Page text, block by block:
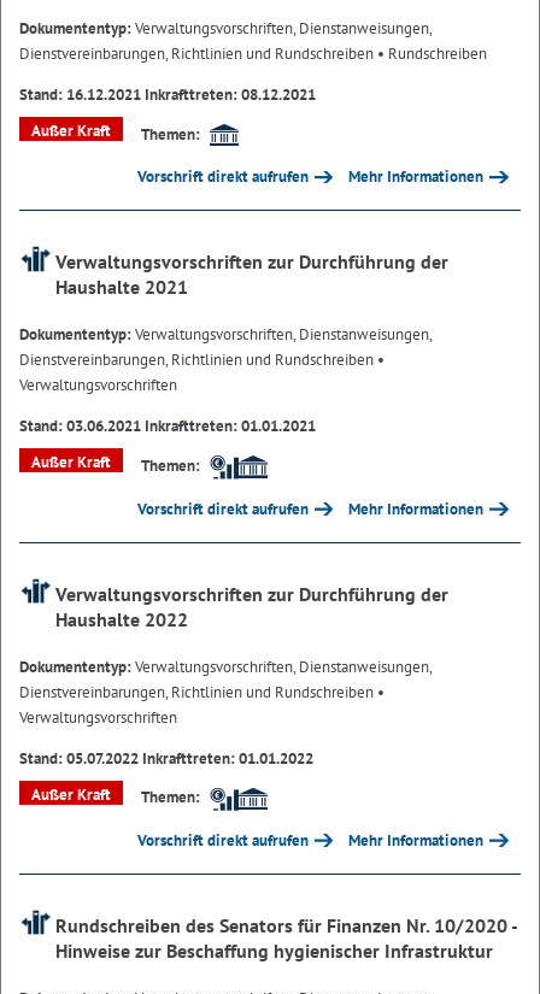
Dokumententyp:Verwaltungsvorschriften, Dienstanweisungen,
Dienstvereinbarungen, Richtlinien und Rundschreiben • Rundschreiben
Stand: 16.12.2021 Inkrafttreten: 08.12.2021
Außer Kraft
Themen:
Vorschrift direkt aufrufen Mehr Informationen
Verwaltungsvorschriften zur Durchführung der
Haushalte 2021
Dokumententyp:Verwaltungsvorschriften, Dienstanweisungen,
Dienstvereinbarungen, Richtlinien und Rundschreiben •
Verwaltungsvorschriften
Stand: 03.06.2021 Inkrafttreten: 01.01.2021
Außer Kraft
Themen:
Vorschrift direkt aufrufen Mehr Informationen
Verwaltungsvorschriften zur Durchführung der
Haushalte 2022
Dokumententyp:Verwaltungsvorschriften, Dienstanweisungen,
Dienstvereinbarungen, Richtlinien und Rundschreiben •
Verwaltungsvorschriften
Stand: 05.07.2022 Inkrafttreten: 01.01.2022
Außer Kraft
Themen:
Vorschrift direkt aufrufen Mehr Informationen
Rundschreiben des Senators für Finanzen Nr. 10/2020 -
Hinweise zur Beschaffung hygienischer Infrastruktur